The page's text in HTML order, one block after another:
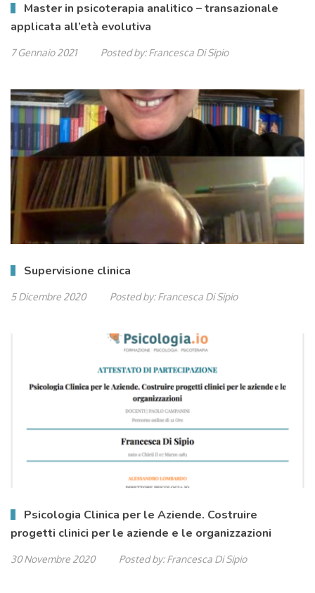
Master in psicoterapia analitico – transazionale
applicata all’età evolutiva
7 Gennaio 2021 Posted by: Francesca Di Sipio
Supervisione clinica
5 Dicembre 2020 Posted by: Francesca Di Sipio
Psicologia Clinica per le Aziende. Costruire
progetti clinici per le aziende e le organizzazioni
30 Novembre 2020 Posted by: Francesca Di Sipio